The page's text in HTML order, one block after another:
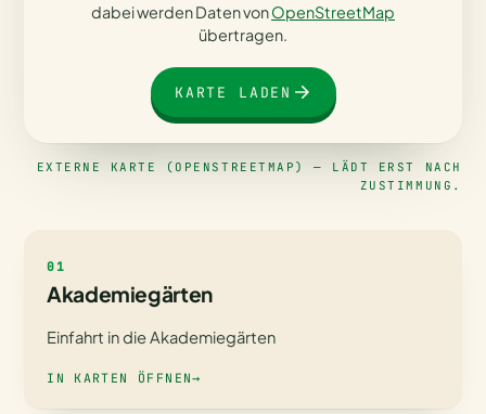
dabei werden Daten vonOpenStreetMap
übertragen.
KARTE LADEN
EXTERNE KARTE (OPENSTREETMAP) — LÄDT ERST NACH
ZUSTIMMUNG.
01
Akademiegärten
Einfahrt in die Akademiegärten
IN KARTEN ÖFFNEN→